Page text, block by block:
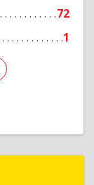
72
1
Подробнее